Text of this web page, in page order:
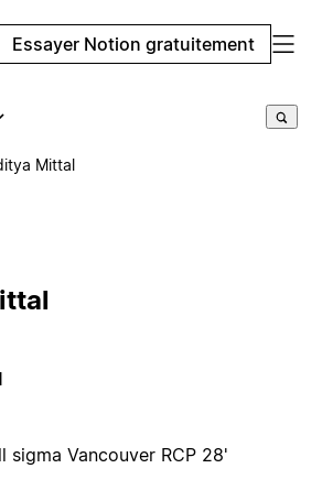
Essayer Notion gratuitement
Mittal
sigma Vancouver RCP 28'